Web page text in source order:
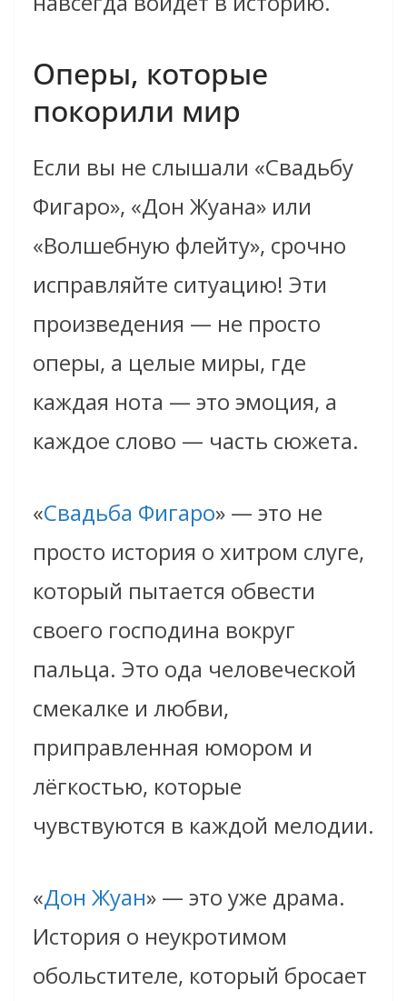
Оперы, которые
покорили мир
Если вы не слышали «Свадьбу
Фигаро», «Дон Жуана» или
«Волшебную флейту», срочно
исправляйте ситуацию! Эти
произведения — не просто
оперы, а целые миры, где
каждая нота — это эмоция, а
каждое слово — часть сюжета.
«Свадьба Фигаро» — это не
просто история о хитром слуге,
который пытается обвести
своего господина вокруг
пальца. Это ода человеческой
смекалке и любви,
приправленная юмором и
лёгкостью, которые
чувствуются в каждой мелодии.
«Дон Жуан» — это уже драма.
История о неукротимом
обольстителе, который бросает